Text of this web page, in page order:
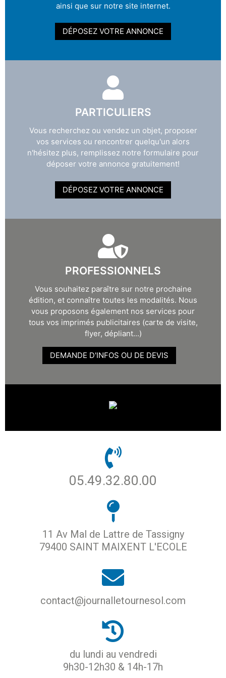
ainsi que sur notre site internet.
DÉPOSEZ VOTRE ANNONCE
PARTICULIERS
Vous recherchez ou vendez un objet, proposer
vos services ou rencontrer quelqu'un alors
n'hésitez plus, remplissez notre formulaire pour
déposer votre annonce gratuitement!
DÉPOSEZ VOTRE ANNONCE
PROFESSIONNELS
Vous souhaitez paraître sur notre prochaine
édition, et connaître toutes les modalités. Nous
vous proposons également nos services pour
tous vos imprimés publicitaires (carte de visite,
flyer, dépliant...)
DEMANDE D'INFOS OU DE DEVIS
05.49.32.80.00
11 Av Mal de Lattre de Tassigny
79400 SAINT MAIXENT L'ECOLE
contact@journalletournesol.com
du lundi au vendredi
9h30-12h30 & 14h-17h